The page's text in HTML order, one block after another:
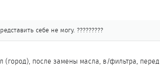
себе не могу. ?????????
после замены масла, в/фильтра,